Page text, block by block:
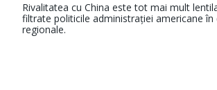
Rivalitatea cu China este tot mai mult
filtrate politicile administrației americane în
regionale.